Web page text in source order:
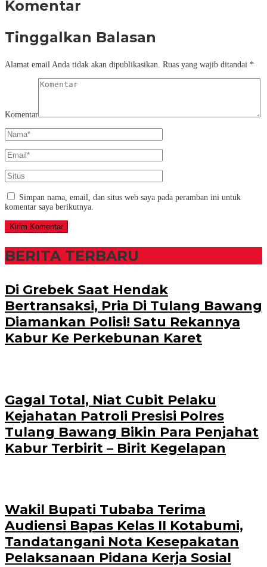
Komentar
Tinggalkan Balasan
Alamat email Anda tidak akan dipublikasikan. Ruas yang wajib ditandai *
Komentar
Simpan nama, email, dan situs web saya pada peramban ini untuk
komentar saya berikutnya.
BERITA TERBARU
Di Grebek Saat Hendak
Bertransaksi, Pria Di Tulang Bawang
Diamankan Polisi! Satu Rekannya
Kabur Ke Perkebunan Karet
Gagal Total, Niat Cubit Pelaku
Kejahatan Patroli Presisi Polres
Tulang Bawang Bikin Para Penjahat
Kabur Terbirit – Birit Kegelapan
Wakil Bupati Tubaba Terima
Audiensi Bapas Kelas II Kotabumi,
Tandatangani Nota Kesepakatan
Pelaksanaan Pidana Kerja Sosial